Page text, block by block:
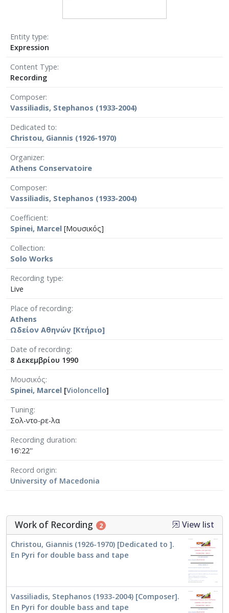
Entity type
Expression
Content Type
Recording
Composer
Vassiliadis, Stephanos (1933-2004)
Dedicated to
Christou, Giannis (1926-1970)
Organizer
Athens Conservatoire
Composer
Vassiliadis, Stephanos (1933-2004)
Coefficient
Spinei, Marcel [Μουσικός]
Collection
Solo Works
Recording type
Live
Place of recording
Athens
Ωδείον Αθηνών [Κτήριο]
Date of recording
8 Δεκεμβρίου 1990
Μουσικός
Spinei, Marcel [Violoncello]
Tuning
Σολ-ντο-ρε-λα
Recording duration
16':22''
Record origin
University of Macedonia
Work of Recording 2 View list
Christou, Giannis (1926-1970) [Dedicated to ].
En Pyri for double bass and tape
Vassiliadis, Stephanos (1933-2004) [Composer].
En Pyri for double bass and tape